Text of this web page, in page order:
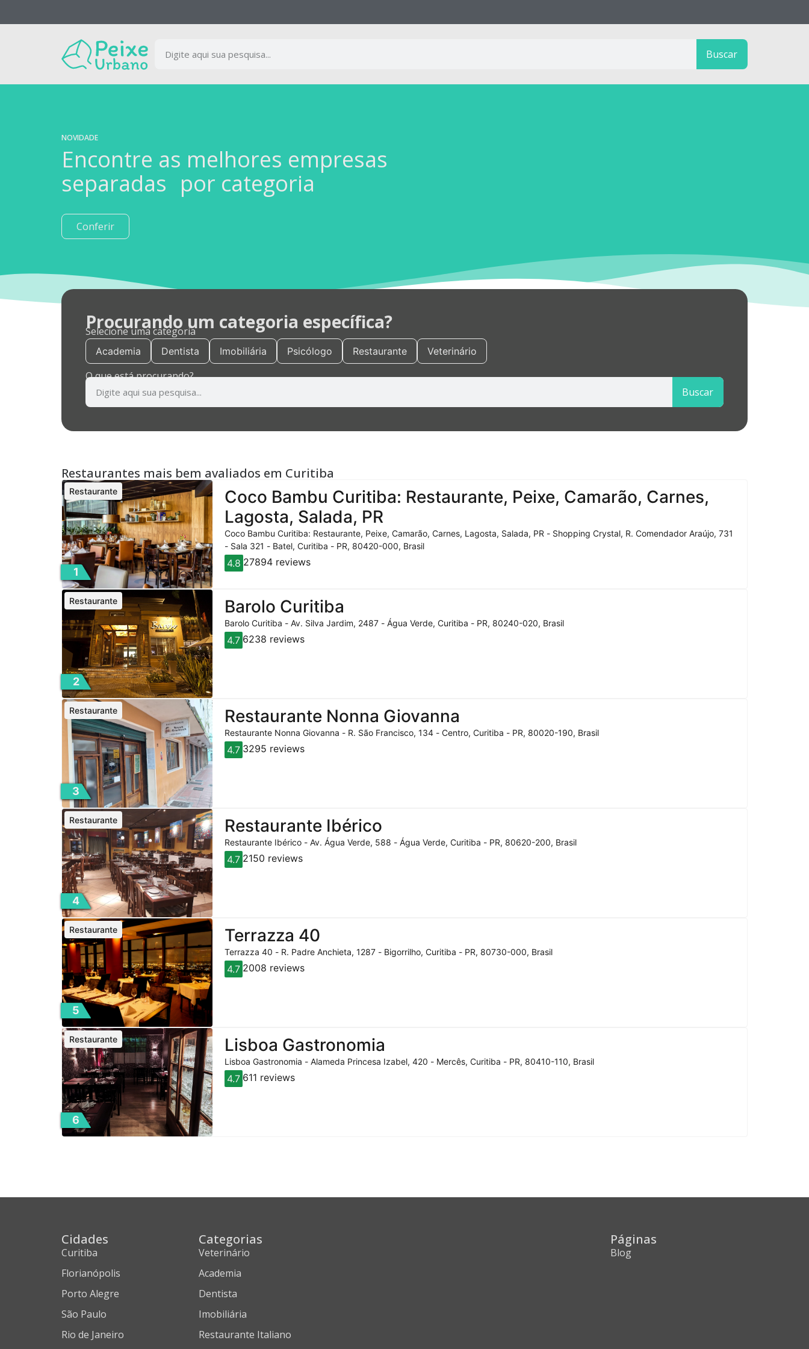
Buscar
NOVIDADE
Encontre as melhores empresas
separadas por categoria
Conferir
Procurando um categoria específica?
Selecione uma categoria
Academia Dentista Imobiliária Psicólogo Restaurante Veterinário
O que está procurando?
Buscar
Restaurantes mais bem avaliados em Curitiba
1
Coco Bambu Curitiba: Restaurante, Peixe, Camarão, Carnes,
Lagosta, Salada, PR
Restaurante
Coco Bambu Curitiba: Restaurante, Peixe, Camarão, Carnes, Lagosta, Salada, PR - Shopping Crystal, R. Comendador Araújo, 731
- Sala 321 - Batel, Curitiba - PR, 80420-000, Brasil
4.8 27894 reviews
2
Barolo Curitiba
Restaurante
Barolo Curitiba - Av. Silva Jardim, 2487 - Água Verde, Curitiba - PR, 80240-020, Brasil
4.7 6238 reviews
3
Restaurante Nonna Giovanna
Restaurante
Restaurante Nonna Giovanna - R. São Francisco, 134 - Centro, Curitiba - PR, 80020-190, Brasil
4.7 3295 reviews
4
Restaurante Ibérico
Restaurante
Restaurante Ibérico - Av. Água Verde, 588 - Água Verde, Curitiba - PR, 80620-200, Brasil
4.7 2150 reviews
5
Terrazza 40
Restaurante
Terrazza 40 - R. Padre Anchieta, 1287 - Bigorrilho, Curitiba - PR, 80730-000, Brasil
4.7 2008 reviews
6
Lisboa Gastronomia
Restaurante
Lisboa Gastronomia - Alameda Princesa Izabel, 420 - Mercês, Curitiba - PR, 80410-110, Brasil
4.7 611 reviews
Cidades
Curitiba
Florianópolis
Porto Alegre
São Paulo
Rio de Janeiro
Categorias
Veterinário
Academia
Dentista
Imobiliária
Restaurante Italiano
Páginas
Blog